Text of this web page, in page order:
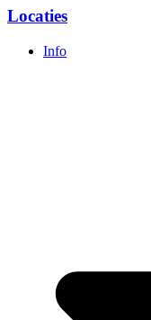
Locaties
Info